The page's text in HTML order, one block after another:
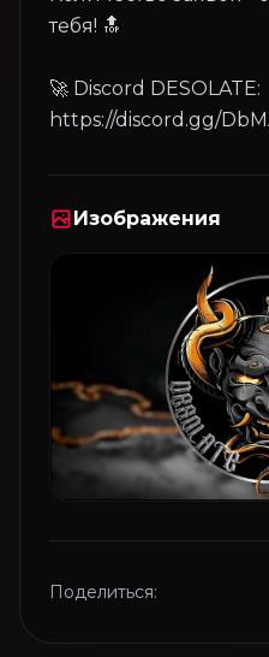
тебя! 🔝
🚀 Discord DESOLATE:
Изображения
Поделиться: